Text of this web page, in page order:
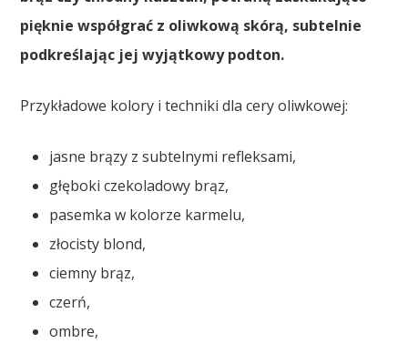
pięknie współgrać z oliwkową skórą, subtelnie
podkreślając jej wyjątkowy podton.
Przykładowe kolory i techniki dla cery oliwkowej:
jasne brązy z subtelnymi refleksami,
głęboki czekoladowy brąz,
pasemka w kolorze karmelu,
złocisty blond,
ciemny brąz,
czerń,
ombre,